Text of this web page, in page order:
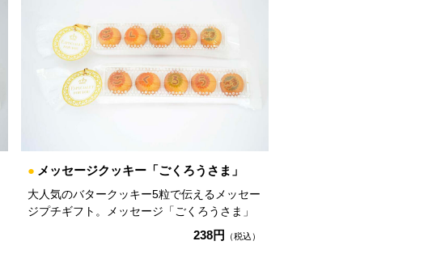
● メッセージクッキー「ごくろうさま」
大人気のバタークッキー5粒で伝えるメッセー
ジプチギフト。メッセージ「ごくろうさま」
238円 （税込）